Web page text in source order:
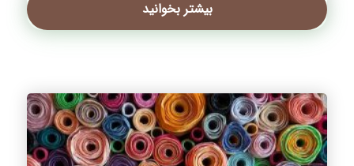
بیشتر بخوانید